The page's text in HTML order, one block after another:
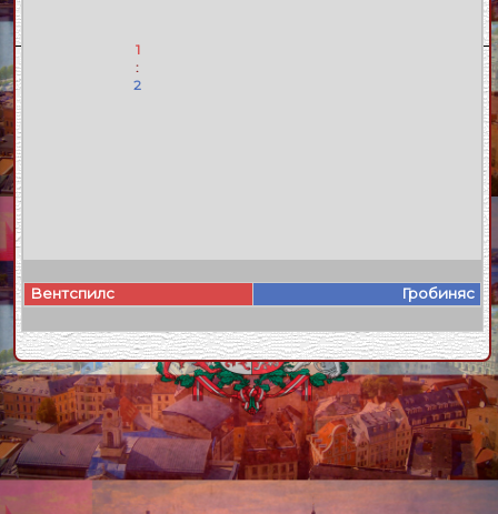
1
:
2
Вентспилс Гробиняс